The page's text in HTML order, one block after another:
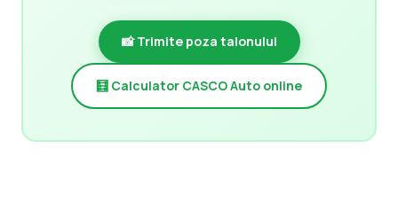
📸 Trimite poza talonului
🧮 Calculator CASCO Auto online